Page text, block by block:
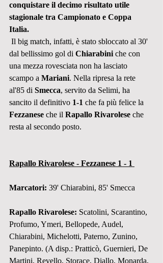
conquistare il decimo risultato utile
stagionale tra Campionato e Coppa
Italia.
dal bellissimo gol di Chiarabini che con
una mezza rovesciata non ha lasciato
scampo a Mariani. Nella ripresa la rete
al'85 di Smecca, servito da Selimi, ha
sancito il definitivo 1-1 che fa più felice la
Fezzanese che il Rapallo Rivarolese che
resta al secondo posto.
Rapallo Rivarolese - Fezzanese 1 - 1
Marcatori: 39' Chiarabini, 85' Smecca
Rapallo Rivarolese: Scatolini, Scarantino,
Profumo, Ymeri, Bellopede, Audel,
Chiarabini, Michelotti, Paterno, Zunino,
Panepinto. (A disp.: Pratticò, Guernieri, De
Martini, Revello, Storace, Diallo, Monarda,